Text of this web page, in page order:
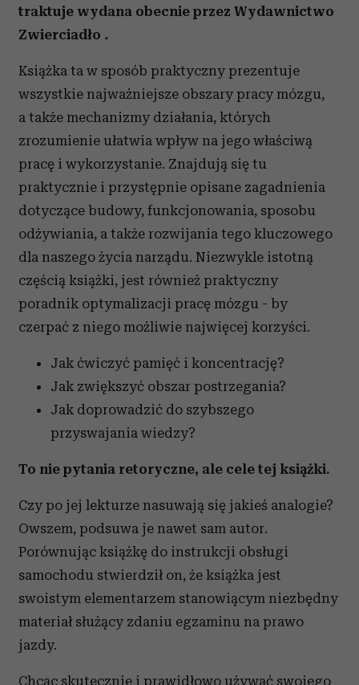
traktuje wydana obecnie przez Wydawnictwo
Zwierciadło .
Książka ta w sposób praktyczny prezentuje
wszystkie najważniejsze obszary pracy mózgu,
a także mechanizmy działania, których
zrozumienie ułatwia wpływ na jego właściwą
pracę i wykorzystanie. Znajdują się tu
praktycznie i przystępnie opisane zagadnienia
dotyczące budowy, funkcjonowania, sposobu
odżywiania, a także rozwijania tego kluczowego
dla naszego życia narządu. Niezwykle istotną
częścią książki, jest również praktyczny
poradnik optymalizacji pracę mózgu - by
czerpać z niego możliwie najwięcej korzyści.
Jak ćwiczyć pamięć i koncentrację?
Jak zwiększyć obszar postrzegania?
Jak doprowadzić do szybszego
przyswajania wiedzy?
To nie pytania retoryczne, ale cele tej książki.
Czy po jej lekturze nasuwają się jakieś analogie?
Owszem, podsuwa je nawet sam autor.
Porównując książkę do instrukcji obsługi
samochodu stwierdził on, że książka jest
swoistym elementarzem stanowiącym niezbędny
materiał służący zdaniu egzaminu na prawo
jazdy.
Chcąc skutecznie i prawidłowo używać swojego